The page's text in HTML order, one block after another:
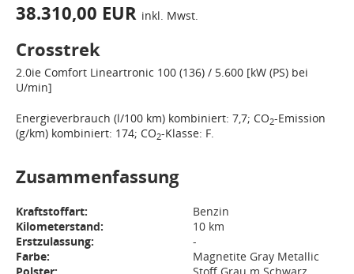
38.310,00 EUR inkl. Mwst.
Crosstrek
2.0ie Comfort Lineartronic 100 (136) / 5.600 [kW (PS) bei
U/min]
Energieverbrauch (l/100 km) kombiniert: 7,7; CO2-Emission
(g/km) kombiniert: 174; CO2-Klasse: F.
Zusammenfassung
Kraftstoffart:
Benzin
Kilometerstand:
10 km
Erstzulassung:
-
Farbe:
Magnetite Gray Metallic